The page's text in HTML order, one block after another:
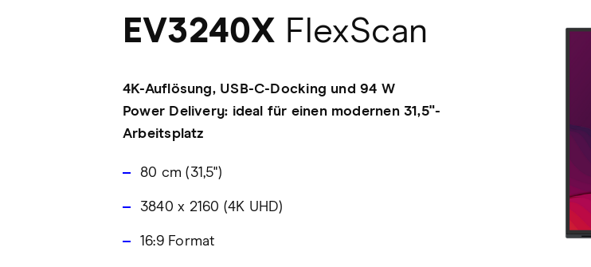
EV3240X FlexScan
4K-Auflösung, USB-C-Docking und 94 W
Power Delivery: ideal für einen modernen 31,5"-
Arbeitsplatz
80 cm (31,5")
3840 x 2160 (4K UHD)
16:9 Format